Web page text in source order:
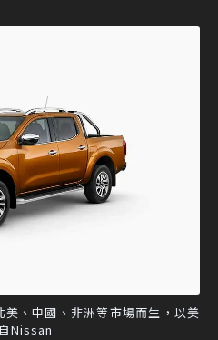
、中國、非洲等市場而生，以美
Nissan